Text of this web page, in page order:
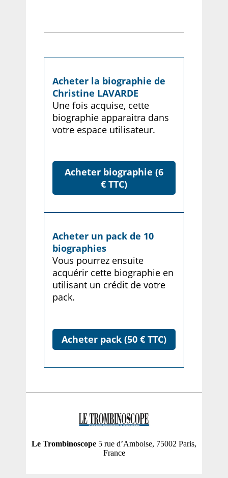
Acheter la biographie de
Christine LAVARDE
Une fois acquise, cette
biographie apparaitra dans
votre espace utilisateur.
Acheter biographie (6
€ TTC)
Acheter un pack de 10
biographies
Vous pourrez ensuite
acquérir cette biographie en
utilisant un crédit de votre
pack.
Acheter pack (50 € TTC)
Le Trombinoscope 5 rue d’Amboise, 75002 Paris,
France